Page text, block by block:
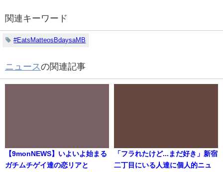
関連キーワード
#EatsMatteosBdaysaMB
ニュース の関連記事
【9monNEWS】いよいよ始まる
ガチムチゲイ達の恋リアと
「フラれたけど...まだ好き」新宿
二丁目にいる人達に個人的ニュ